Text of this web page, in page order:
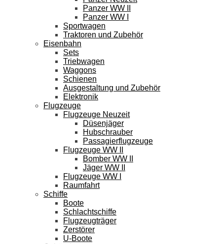
Panzer WW II
Panzer WW I
Sportwagen
Traktoren und Zubehör
Eisenbahn
Sets
Triebwagen
Waggons
Schienen
Ausgestaltung und Zubehör
Elektronik
Flugzeuge
Flugzeuge Neuzeit
Düsenjäger
Hubschrauber
Passagierflugzeuge
Flugzeuge WW II
Bomber WW II
Jäger WW II
Flugzeuge WW I
Raumfahrt
Schiffe
Boote
Schlachtschiffe
Flugzeugträger
Zerstörer
U-Boote